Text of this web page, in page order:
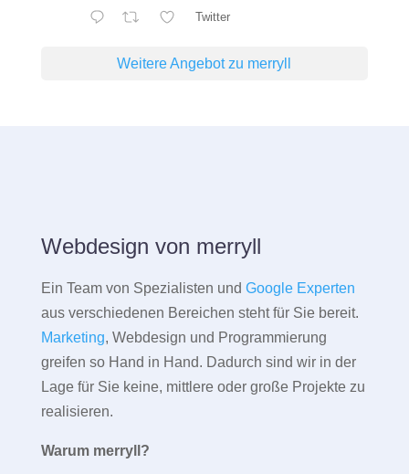
Twitter
Weitere Angebot zu merryll
Webdesign von merryll
Ein Team von Spezialisten und Google Experten
aus verschiedenen Bereichen steht für Sie bereit.
Marketing, Webdesign und Programmierung
greifen so Hand in Hand. Dadurch sind wir in der
Lage für Sie keine, mittlere oder große Projekte zu
realisieren.
Warum merryll?